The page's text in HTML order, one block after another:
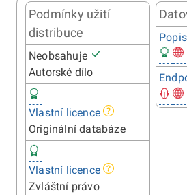
Podmínky užití
distribuce
Neobsahuje
Autorské dílo
Vlastní licence
Originální databáze
Vlastní licence
Zvláštní právo